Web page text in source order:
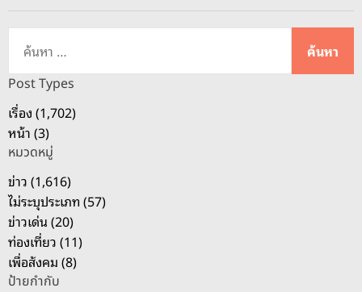
ห
สำ
ห
รั
บ
:
Post Types
เรื่อง (1,702)
หน้า (3)
หมวดหมู่
ข่าว (1,616)
ไม่ระบุประเภท (57)
ข่าวเด่น (20)
ท่องเที่ยว (11)
เพื่อสังคม (8)
ป้ายกำกับ